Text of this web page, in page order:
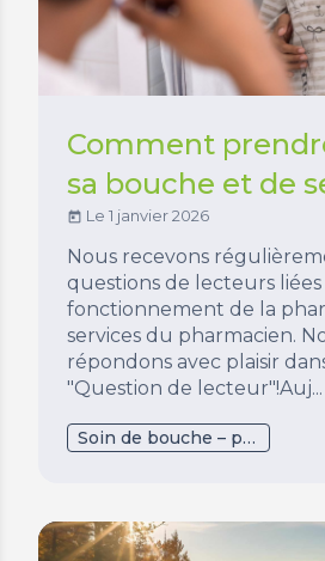
Comment
sa bouche et de
today Le 1 janvier 2026
Nous recevons
questions de lecteurs liées
fonctionnement de la
services du pharmacien.
répondons avec plaisir
"Question de lecteur"!Auj...
Soin de bouche – pathologie dentaire